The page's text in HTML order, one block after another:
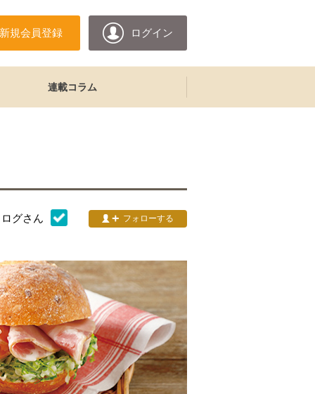
新規会員登録 ログイン
連載コラム
グさん フォローする